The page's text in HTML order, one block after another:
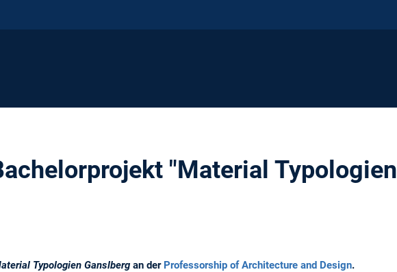
"Material Typologien
Typologien Ganslberg an der Professorship of Architecture and Design.